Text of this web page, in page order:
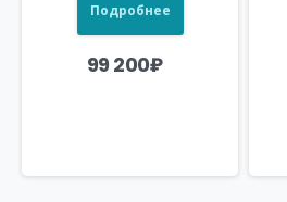
Подробнее
99 200₽